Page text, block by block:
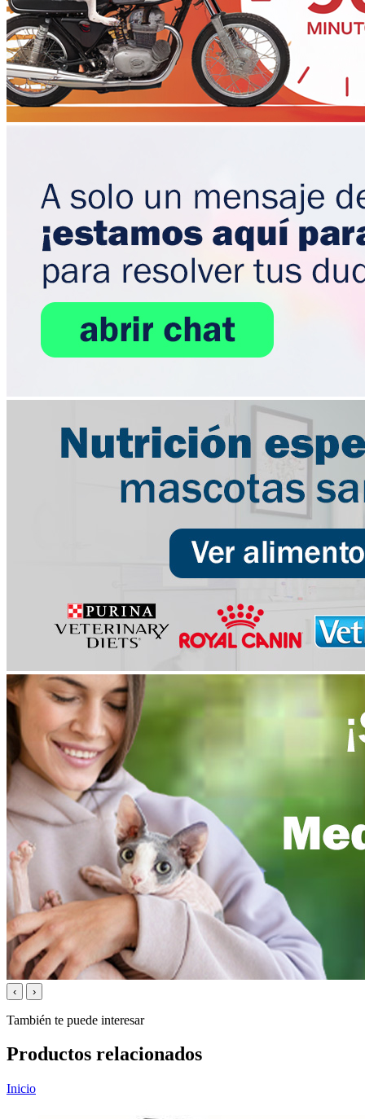
‹ ›
También te puede interesar
Productos relacionados
Inicio